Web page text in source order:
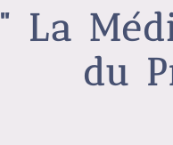
" La
du